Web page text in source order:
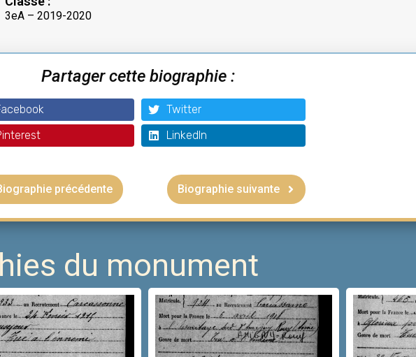
3eA – 2019-2020
Partager cette biographie :
Twitter
LinkedIn
précédente Biographie suivante
du monument